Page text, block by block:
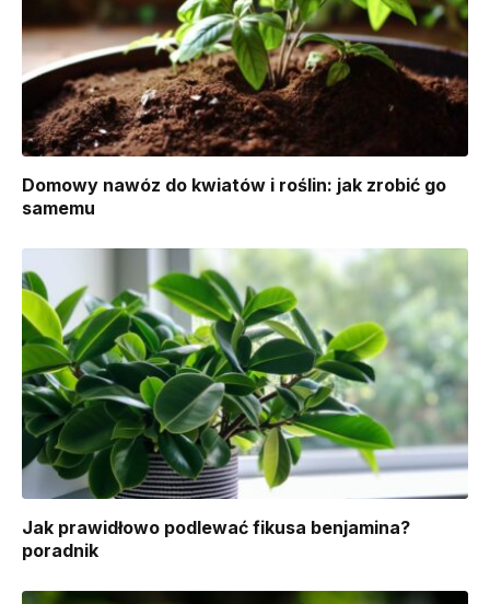
Domowy nawóz do kwiatów i roślin: jak zrobić go
samemu
Jak prawidłowo podlewać fikusa benjamina?
poradnik